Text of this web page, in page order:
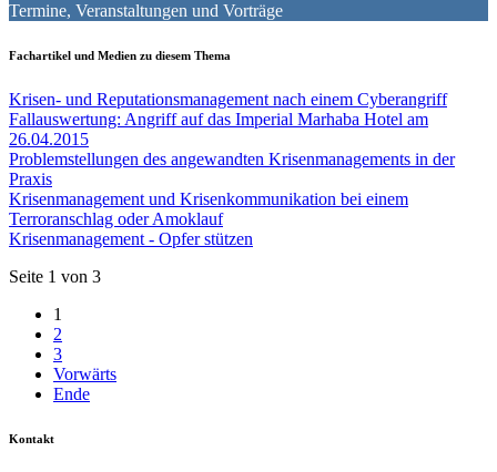
Termine, Veranstaltungen und Vorträge
Fachartikel und Medien zu diesem Thema
Krisen- und Reputationsmanagement nach einem Cyberangriff
Fallauswertung: Angriff auf das Imperial Marhaba Hotel am
26.04.2015
Problemstellungen des angewandten Krisenmanagements in der
Praxis
Krisenmanagement und Krisenkommunikation bei einem
Terroranschlag oder Amoklauf
Krisenmanagement - Opfer stützen
Seite 1 von 3
1
2
3
Vorwärts
Ende
Kontakt